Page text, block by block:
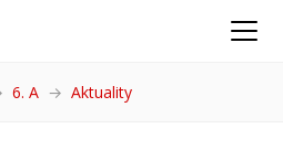
6. A Aktuality